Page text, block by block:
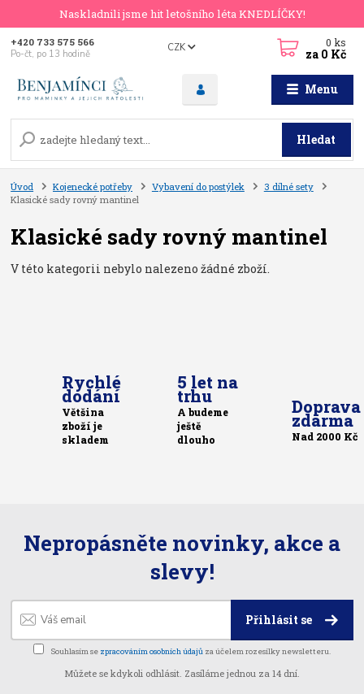
Naskladnili jsme hit letošního léta KNEDLÍČKY!
Menu
CZK
Hledat
+420 733 575 566
Po-čt, po 13 hodině
0ks
za 0 Kč
Úvod Kojenecké potřeby Vybavení do postýlek
3 dílné sety
Klasické sady rovný mantinel
Klasické sady rovný mantinel
V této kategorii nebylo nalezeno žádné zboží.
Rychlé
dodání
Většina
zboží je
skladem
5 let na
trhu
A budeme
ještě
dlouho
Doprava
zdarma
Nad 2000 Kč
Nepropásněte novinky, akce a
slevy!
Přihlásit se
Souhlasím se zpracováním osobních údajů za účelem rozesílky newsletteru.
Můžete se kdykoli odhlásit. Zasíláme jednou za 14 dní.